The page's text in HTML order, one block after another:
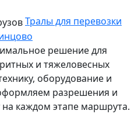
Тралы для перевозки
решение для
и тяжеловесных
оборудование и
разрешения и
каждом этапе маршрута.